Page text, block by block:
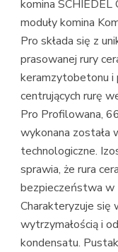
komina
moduły komina
Pro składa się z
prasowanej rury
keramzytobetonu i
centrujących rurę
Pro Profilowana,
wykonana została
technologiczne.
sprawia, że rura
bezpieczeństwa w
Charakteryzuje się
wytrzymałością i
kondensatu.